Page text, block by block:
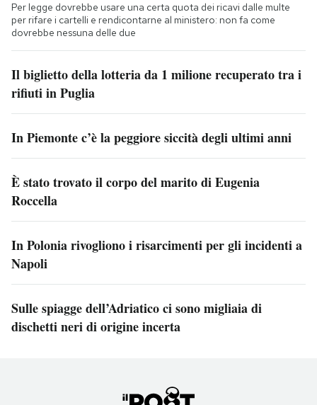
Per legge dovrebbe usare una certa quota dei ricavi dalle multe
per rifare i cartelli e rendicontarne al ministero: non fa come
dovrebbe nessuna delle due
Il biglietto della lotteria da 1 milione recuperato tra i
rifiuti in Puglia
In Piemonte c’è la peggiore siccità degli ultimi anni
È stato trovato il corpo del marito di Eugenia
Roccella
In Polonia rivogliono i risarcimenti per gli incidenti a
Napoli
Sulle spiagge dell’Adriatico ci sono migliaia di
dischetti neri di origine incerta